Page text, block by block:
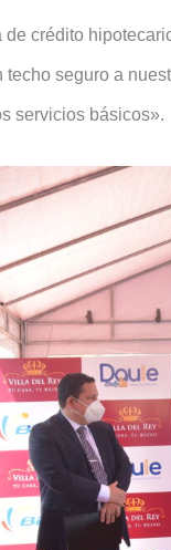
crédito
seguro a
servicios básicos».